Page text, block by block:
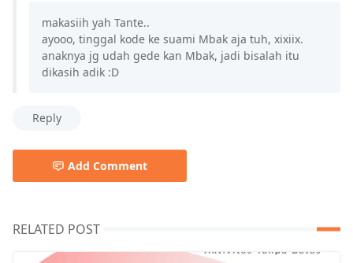
makasiih yah Tante..
ayooo, tinggal kode ke suami Mbak aja tuh, xixiix.
anaknya jg udah gede kan Mbak, jadi bisalah itu
dikasih adik :D
Reply
Add Comment
RELATED POST